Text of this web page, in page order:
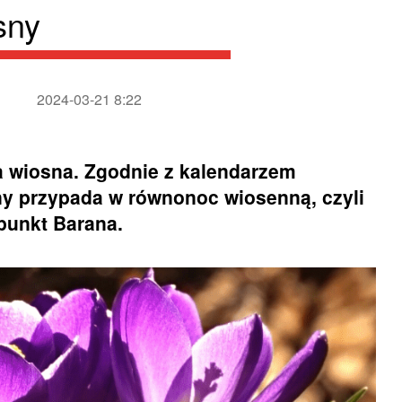
2024-03-21 8:22
Zgodnie z kalendarzem
przypada w równonoc wiosenną, czyli
Barana.